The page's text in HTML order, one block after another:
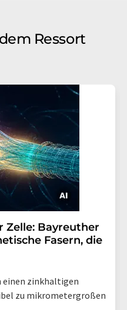
Ressort
Zelle: Bayreuther
Fasern, die
einen zinkhaltigen
zu mikrometergroßen